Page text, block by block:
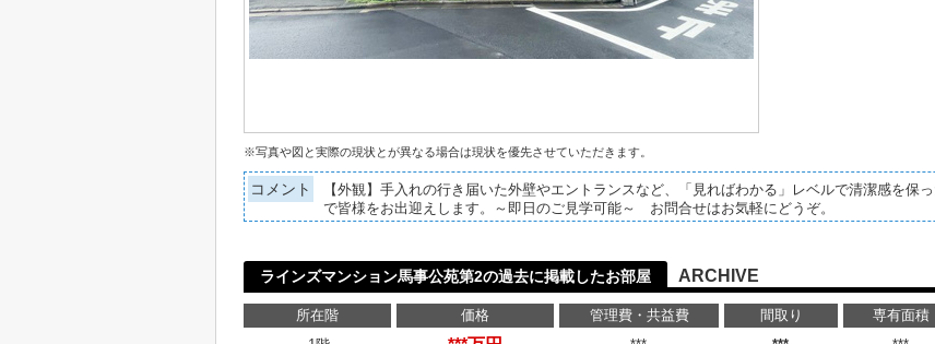
※写真や図と実際の現状とが異なる場合は現状を優先させていただきます。
コメント
【外観】手入れの行き届いた外壁やエントランスなど、「見ればわかる」レベルで清潔感を保
で皆様をお出迎えします。～即日のご見学可能～ お問合せはお気軽にどうぞ。
ラインズマンション馬事公苑第2の過去に掲載したお部屋 ARCHIVE
所在階 価格 管理費・共益費 間取り 専有面積